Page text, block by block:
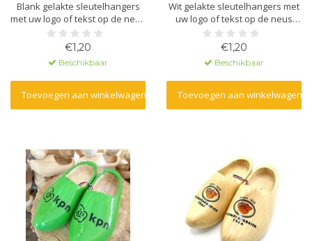
Blank gelakte sleutelhangers
met uw logo of tekst op de neus
bedrukt.Leuk om uit te delen op
beurzen, voor goodybags en
bruiloften.
€1,20
Beschikbaar
Toevoegen aan winkelwagen
Wit gelakte sleutelhangers met
uw logo of tekst op de neus
bedrukt.Leuk om uit te delen op
beurzen, voor goodybags en
bruiloften.
€1,20
Beschikbaar
Toevoegen aan winkelwagen